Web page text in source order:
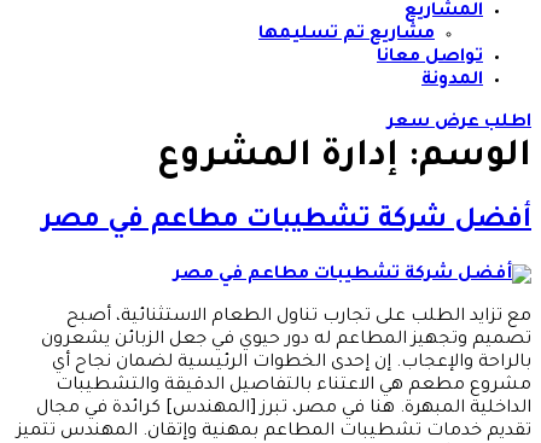
المشاريع
مشاريع تم تسليمها
تواصل معانا
المدونة
اطلب عرض سعر
الوسم: إدارة المشروع
أفضل شركة تشطيبات مطاعم في مصر
مع تزايد الطلب على تجارب تناول الطعام الاستثنائية، أصبح
تصميم وتجهيز المطاعم له دور حيوي في جعل الزبائن يشعرون
بالراحة والإعجاب. إن إحدى الخطوات الرئيسية لضمان نجاح أي
مشروع مطعم هي الاعتناء بالتفاصيل الدقيقة والتشطيبات
الداخلية المبهرة. هنا في مصر، تبرز [المهندس] كرائدة في مجال
تقديم خدمات تشطيبات المطاعم بمهنية وإتقان. المهندس تتميز